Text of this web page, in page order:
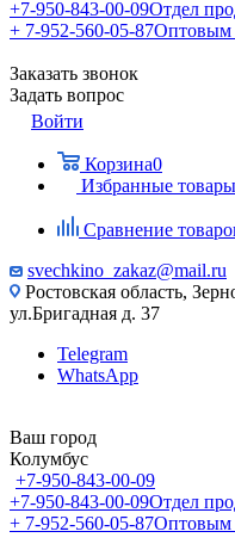
+7-950-843-00-09Отдел
+ 7-952-560-05-87Оптовым
Заказать звонок
Задать вопрос
Войти
Корзина0
Избранные товары
Сравнение
svechkino_zakaz@mail.ru
Ростовская область,
ул.Бригадная д. 37
Telegram
WhatsApp
Ваш город
Колумбус
+7-950-843-00-09
+7-950-843-00-09Отдел
+ 7-952-560-05-87Оптовым